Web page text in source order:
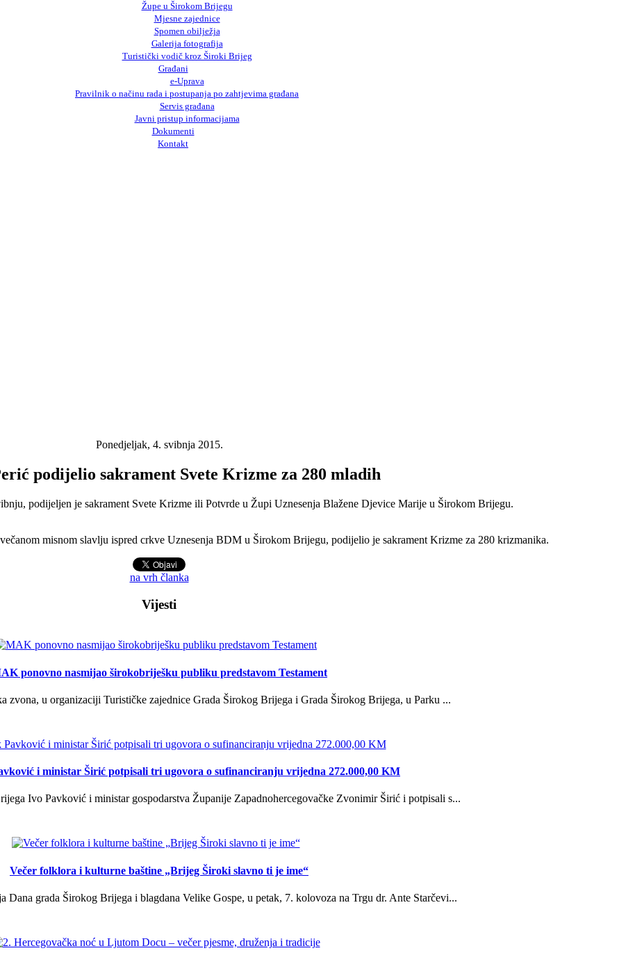
Župe u Širokom Brijegu
Mjesne zajednice
Spomen obilježja
Galerija fotografija
Turistički vodič kroz Široki Brijeg
Građani
e-Uprava
Pravilnik o načinu rada i postupanja po zahtjevima građana
Servis građana
Javni pristup informacijama
Dokumenti
Kontakt
Ponedjeljak, 4. svibnja 2015.
podijelio sakrament Svete Krizme za 280 mladih
podijeljen je sakrament Svete Krizme ili Potvrde u Župi Uznesenja Blažene Djevice Marije u Širokom Brijegu.
misnom slavlju ispred crkve Uznesenja BDM u Širokom Brijegu, podijelio je sakrament Krizme za 280 krizmanika.
na vrh članka
Vijesti
ponovno nasmijao širokobriješku publiku predstavom Testament
zvona, u organizaciji Turističke zajednice Grada Širokog Brijega i Grada Širokog Brijega, u Parku ...
i ministar Širić potpisali tri ugovora o sufinanciranju vrijedna 272.000,00 KM
Ivo Pavković i ministar gospodarstva Županije Zapadnohercegovačke Zvonimir Širić i potpisali s...
Večer folklora i kulturne baštine „Brijeg Široki slavno ti je ime“
Dana grada Širokog Brijega i blagdana Velike Gospe, u petak, 7. kolovoza na Trgu dr. Ante Starčevi...